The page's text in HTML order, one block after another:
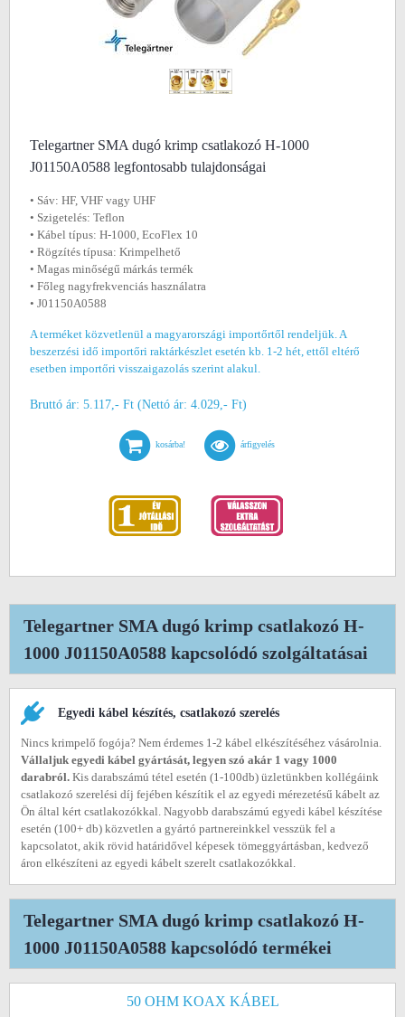
Telegartner SMA dugó krimp csatlakozó H-1000
J01150A0588 legfontosabb tulajdonságai
• Sáv: HF, VHF vagy UHF
• Szigetelés: Teflon
• Kábel típus: H-1000, EcoFlex 10
• Rögzítés típusa: Krimpelhető
• Magas minőségű márkás termék
• Főleg nagyfrekvenciás használatra
• J01150A0588
A terméket közvetlenül a magyarországi importőrtől rendeljük. A
beszerzési idő importőri raktárkészlet esetén kb. 1-2 hét, ettől eltérő
esetben importőri visszaigazolás szerint alakul.
Bruttó ár: 5.117,- Ft (Nettó ár: 4.029,- Ft)
kosárba! árfigyelés
Telegartner SMA dugó krimp csatlakozó H-
1000 J01150A0588 kapcsolódó szolgáltatásai
Egyedi kábel készítés, csatlakozó szerelés
Nincs krimpelő fogója? Nem érdemes 1-2 kábel elkészítéséhez vásárolnia.
Vállaljuk egyedi kábel gyártását, legyen szó akár 1 vagy 1000
darabról. Kis darabszámú tétel esetén (1-100db) üzletünkben kollégáink
csatlakozó szerelési díj fejében készítik el az egyedi mérezetésű kábelt az
Ön által kért csatlakozókkal. Nagyobb darabszámú egyedi kábel készítése
esetén (100+ db) közvetlen a gyártó partnereinkkel vesszük fel a
kapcsolatot, akik rövid határidővel képesek tömeggyártásban, kedvező
áron elkészíteni az egyedi kábelt szerelt csatlakozókkal.
Telegartner SMA dugó krimp csatlakozó H-
1000 J01150A0588 kapcsolódó termékei
50 OHM KOAX KÁBEL